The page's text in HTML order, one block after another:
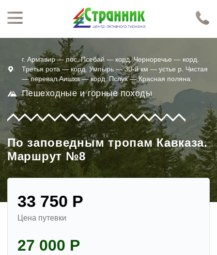
г. Армавир — пос. Псебай — корд. Черноречье — корд.
Третья рота — корд. Умпырь — 30-й км — устье р. Чистая
— перевал Аишха — корд. Пслух — Красная поляна.
Пешеходные и горные походы
По заповедным тропам Кавказа.
Маршрут №8
33 750 Р
Цена путевки
27 000 Р